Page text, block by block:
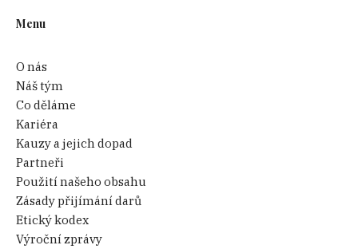
Menu
O nás
Náš tým
Co děláme
Kariéra
Kauzy a jejich dopad
Partneři
Použití našeho obsahu
Zásady přijímání darů
Etický kodex
Výroční zprávy